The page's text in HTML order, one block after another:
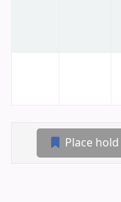
Place hold